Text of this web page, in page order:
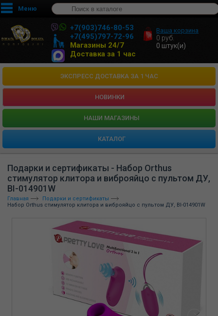
Меню
+7(903)746-80-53
+7(495)797-72-96
Магазины 24/7
Доставка за 1 час
Ваша корзина
0 руб.
0 штук(и)
ЭКСПРЕСС ДОСТАВКА ЗА 1 ЧАС
НОВИНКИ
HАШИ МАГАЗИНЫ
КАТАЛОГ
Подарки и сертификаты - Набор Orthus
стимулятор клитора и виброяйцо с пультом ДУ,
BI-014901W
Главная
Подарки и сертификаты
Набор Orthus стимулятор клитора и виброяйцо с пультом ДУ, BI-014901W